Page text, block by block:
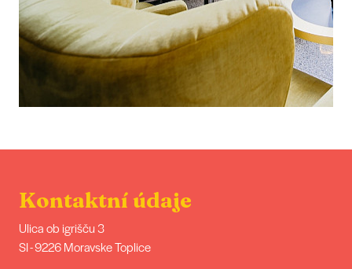
Kontaktní údaje
Ulica ob igrišču 3
SI - 9226 Moravske Toplice